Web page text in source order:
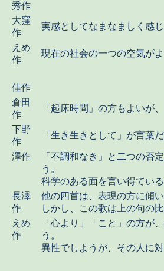
秀作
大窪
作
実感としてなまなましく感じ
えめ
作
現在の社会の一つの空気が
佳作
倉田
作
「起床時間」の方もよいが
下野
作
「生き生きとして」が言葉
澤作
「不調和なき」と二つの否
う。
科学のある面を言い得ている
長澤
作
他の四首は、表現の方に傾
しかし、この歌は上の句の
えめ
作
「心より」「こと」の方が
う。
異性でしようが、その人に